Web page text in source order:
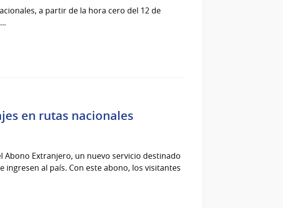
a partir de la hora cero del 12 de
en rutas nacionales
Abono Extranjero, un nuevo servicio destinado
al país. Con este abono, los visitantes